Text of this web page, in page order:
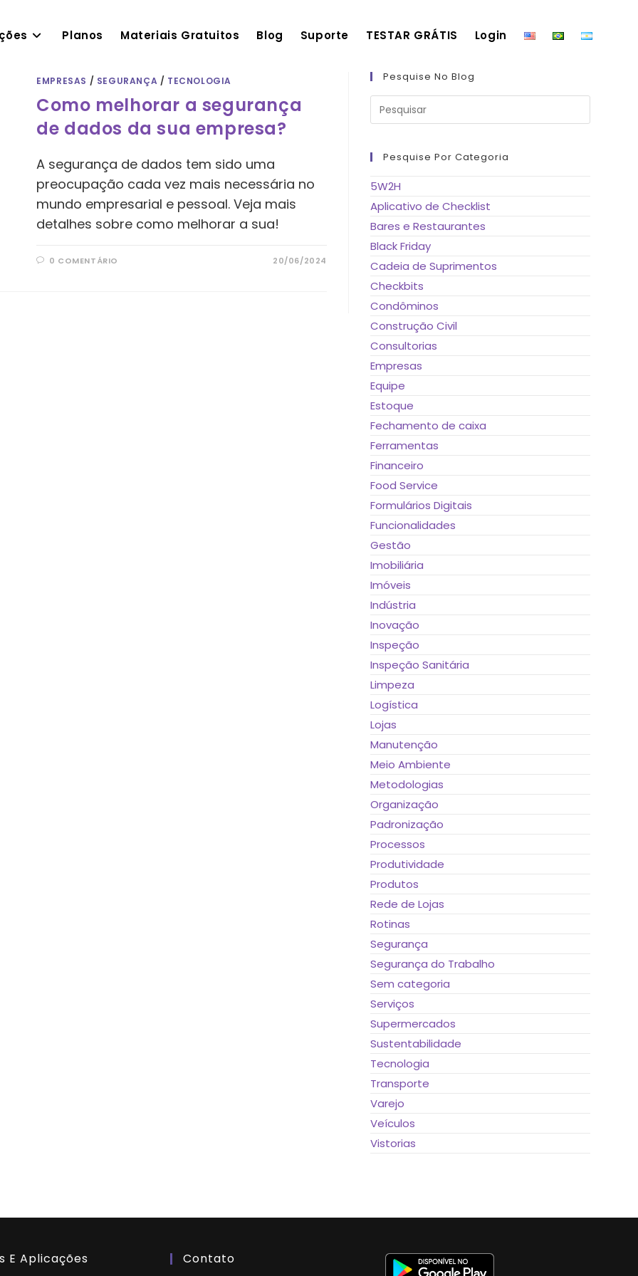
Planos Materiais Gratuitos Blog Suporte TESTAR GRÁTIS Login
EMPRESAS / SEGURANÇA / TECNOLOGIA
Como melhorar a segurança
de dados da sua empresa?
A segurança de dados tem sido uma
preocupação cada vez mais necessária no
mundo empresarial e pessoal. Veja mais
detalhes sobre como melhorar a sua!
0 COMENTÁRIO 20/06/2024
Pesquise No Blog
Pressione
tecla
Pesquise Por Categoria
5W2H
Aplicativo de Checklist
Bares e Restaurantes
Black Friday
Cadeia de Suprimentos
Checkbits
Condôminos
Construção Civil
Consultorias
Empresas
Equipe
Estoque
Fechamento de caixa
Ferramentas
Financeiro
Food Service
Formulários Digitais
Funcionalidades
Gestão
Imobiliária
Imóveis
Indústria
Inovação
Inspeção
Inspeção Sanitária
Limpeza
Logística
Lojas
Manutenção
Meio Ambiente
Metodologias
Organização
Padronização
Processos
Produtividade
Produtos
Rede de Lojas
Rotinas
Segurança
Segurança do Trabalho
Sem categoria
Serviços
Supermercados
Sustentabilidade
Tecnologia
Transporte
Varejo
Veículos
Vistorias
E Aplicações Contato